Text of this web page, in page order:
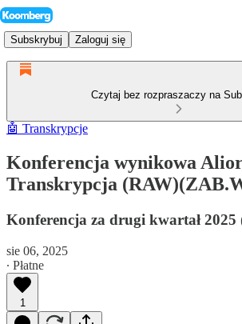
Subskrybuj Zaloguj się
Czytaj bez rozpraszaczy na
🤖 Transkrypcje
Konferencja wynikowa
Transkrypcja
Konferencja za drugi kwartał 2025
sie 06, 2025
∙ Płatne
1